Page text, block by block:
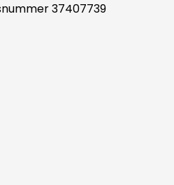
37407739